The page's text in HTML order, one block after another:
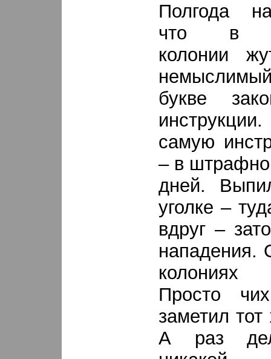
Полгода
что в
колонии
букве
самую
– в
дней.
уголке –
вдруг –
нападения.
Просто
заметил
А раз